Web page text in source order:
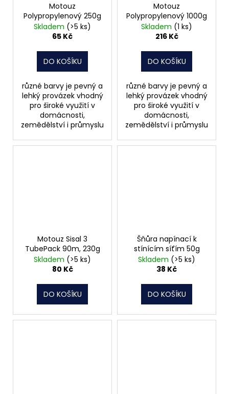
Motouz
Polypropylenový 250g
Skladem (>5 ks)
65 Kč
DO KOŠÍKU
různé barvy je pevný a
lehký provázek vhodný
pro široké využití v
domácnosti,
zemědělství i průmyslu
Motouz
Polypropylenový 1000g
Skladem (1 ks)
216 Kč
DO KOŠÍKU
různé barvy je pevný a
lehký provázek vhodný
pro široké využití v
domácnosti,
zemědělství i průmyslu
Motouz Sisal 3
TubePack 90m, 230g
Skladem (>5 ks)
80 Kč
DO KOŠÍKU
Šňůra napínací k
stínícím síťím 50g
Skladem (>5 ks)
38 Kč
DO KOŠÍKU